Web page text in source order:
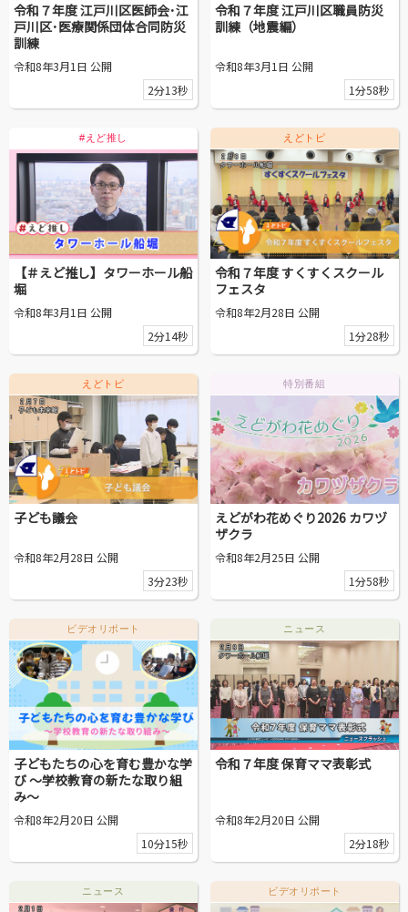
公開日
より前
動画を探す
令和７年度 江戸川区医師会･江
戸川区･医療関係団体合同防災
訓練
令和8年3月1日 公開
2分13秒
令和７年度 江戸川区職員防災
訓練（地震編）
令和8年3月1日 公開
1分58秒
#えど推し
【＃えど推し】タワーホール船
堀
令和8年3月1日 公開
2分14秒
えどトピ
令和７年度 すくすくスクール
フェスタ
令和8年2月28日 公開
1分28秒
えどトピ
子ども議会
令和8年2月28日 公開
3分23秒
特別番組
えどがわ花めぐり2026 カワヅ
ザクラ
令和8年2月25日 公開
1分58秒
ビデオリポート
子どもたちの心を育む豊かな学
び ～学校教育の新たな取り組
み～
令和8年2月20日 公開
10分15秒
ニュース
令和７年度 保育ママ表彰式
令和8年2月20日 公開
2分18秒
ニュース ビデオリポート